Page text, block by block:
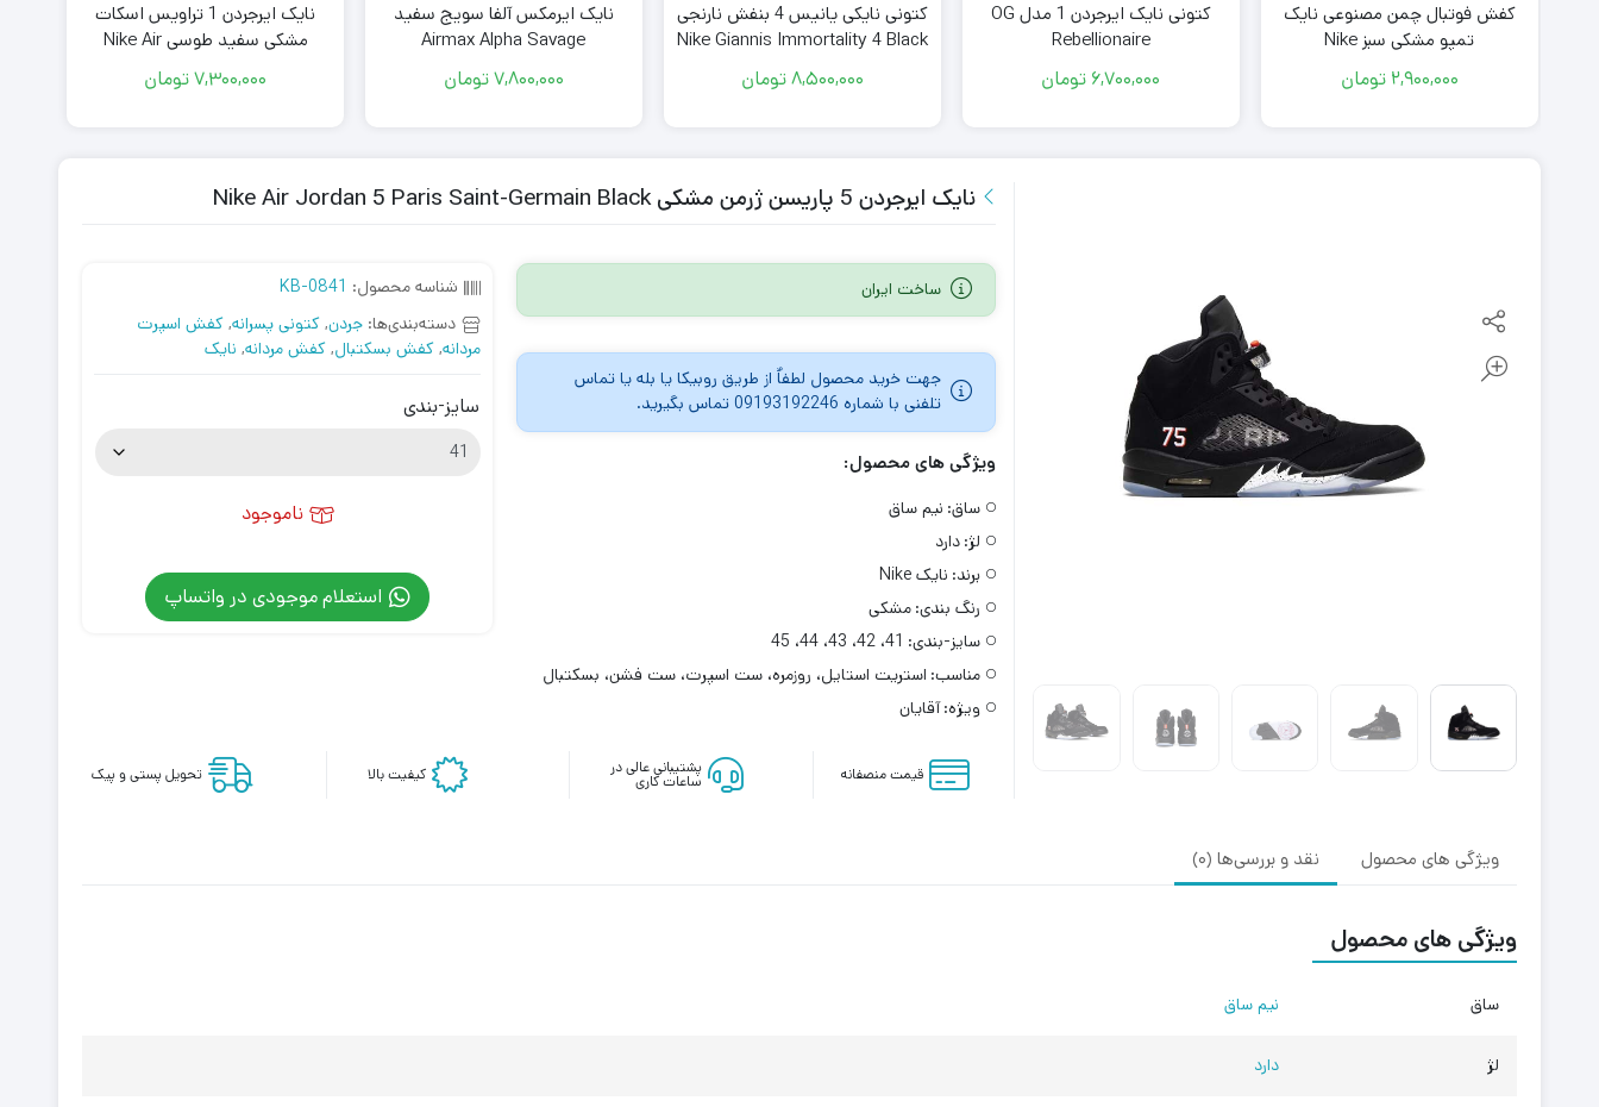
کفش فوتبال چمن مصنوعی نایک
تمپو مشکی سبز Nike
2,900,000 تومان
کتونی نایک ایرجردن 1 مدل OG
Rebellionaire
6,700,000 تومان
کتونی نایکی یانیس 4 بنفش نارنجی
Nike Giannis Immortality 4 Black
Raspberry
8,500,000تومان
نایک ایرمکس آلفا سویج سفید
Airmax Alpha Savage
7,800,000تومان
نایک ایرجردن 1 تراویس اسکات
مشکی سفید طوسی Nike Air
Jordan 1 Low Travis Scott Black
White Grey
7,300,000تومان
نایک ایرجردن 5 پاریسن ژرمن مشکی Nike Air Jordan 5 Paris Saint-Germain Black
ساخت ایران
جهت خرید محصول لطفاٌ از طریق روبیکا یا بله یا تماس
تلفنی با شماره 09193192246 تماس بگیرید.
ویژگی های محصول:
ساق: نیم ساق
لژ: دارد
برند: نایک Nike
رنگ بندی: مشکی
سایز-بندی: 41، 42، 43، 44، 45
مناسب: استریت استایل، روزمره، ست اسپرت، ست فشن، بسکتبال
ویژه:آقایان
شناسه محصول: KB-0841
دسته‌بندی‌ها: جردن, کتونی پسرانه, کفش اسپرت
مردانه, کفش بسکتبال, کفش مردانه, نایک
سایز-بندی
ناموجود
استعلام موجودی در واتساپ
قیمت منصفانه پشتیبانی عالی در
ساعات کاری کیفیت بالا تحویل پستی و پیک
ویژگی های محصول نقد و بررسی‌ها (0)
ویژگی های محصول
ساق نیم ساق
لژ دارد